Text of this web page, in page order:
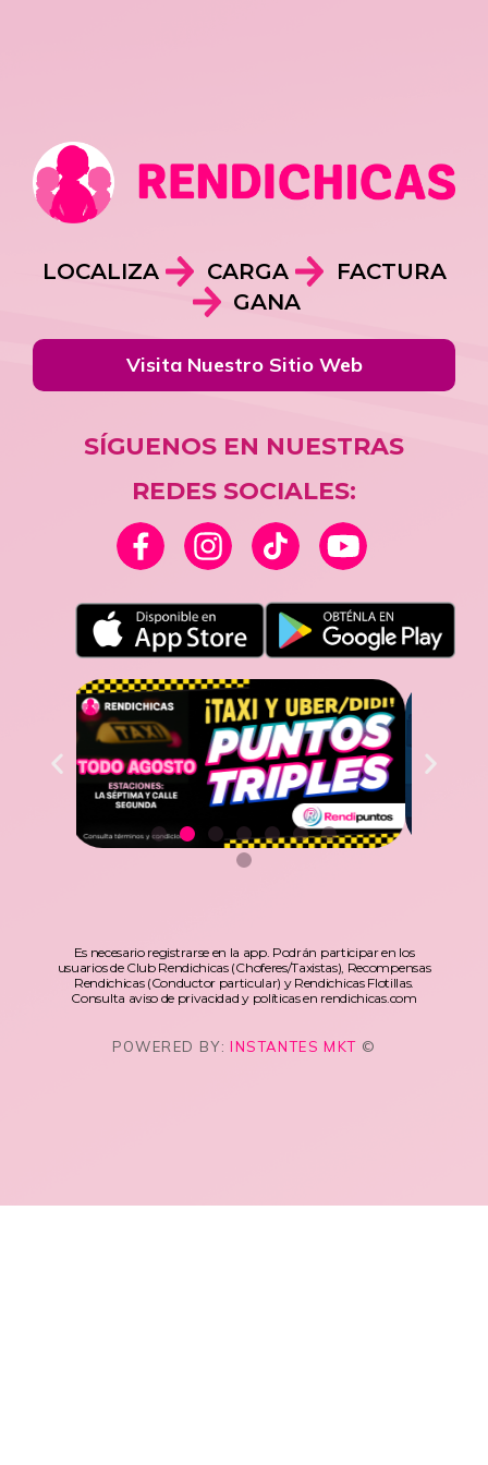
LOCALIZA CARGA
FACTURA
GANA
Visita Nuestro Sitio Web
SÍGUENOS EN NUESTRAS
REDES SOCIALES:
Es necesario registrarse en la app. Podrán participar en los
usuarios de Club Rendichicas (Choferes/Taxistas), Recompensas
Rendichicas (Conductor particular) y Rendichicas Flotillas.
Consulta aviso de privacidad y políticas en rendichicas.com
POWERED BY:INSTANTES MKT ©